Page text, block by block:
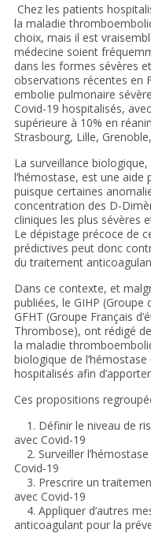
Chez les patients
la maladie
choix, mais il est
médecine soient
dans les formes sévères
observations récentes en
embolie pulmonaire
Covid-19 hospitalisés,
supérieure à 10% en
Strasbourg, Lille,
La surveillance
l’hémostase, est une
puisque certaines
concentration des D-
cliniques les plus sévères
Le dépistage précoce de
prédictives peut donc
du traitement
Dans ce contexte, et
publiées, le GIHP (Groupe
GFHT (Groupe Français
Thrombose), ont rédigé
la maladie
biologique de
hospitalisés afin
Ces propositions
1. Définir le niveau de
avec Covid-19
2. Surveiller
Covid-19
3. Prescrire un
avec Covid-19
4. Appliquer d’autres
anticoagulant pour la